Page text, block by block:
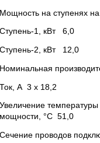
Мощность на ступенях
Ступень-1, кВт 6,0
Ступень-2, кВт 12,0
Номинальная
Ток, А 3 х 18,2
Увеличение
мощности, °С 51,0
Сечение проводов